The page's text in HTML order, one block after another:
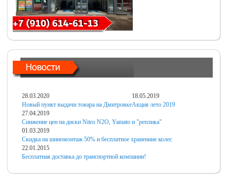
28.03.2020
Новый пункт выдачи товара на Дмитровке
18.05.2019
Акция лето 2019
27.04.2019
Снижение цен на диски Nitro N2O, Yamato и "реплика"
01.03.2019
Скидка на шиномонтаж 50% и бесплатное хранениие колес
22.01.2015
Бесплатная доставка до транспортной компании!